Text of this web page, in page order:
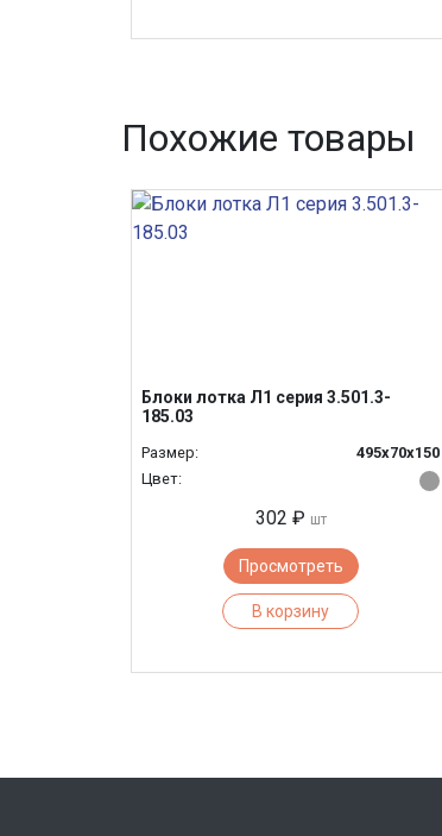
Похожие товары
Блоки лотка Л1 серия 3.501.3-
185.03
Размер:
495х70х150
Цвет:
302 ₽ шт
Просмотреть
В корзину